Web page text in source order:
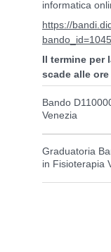
informatica
https://
Il termine per
scade alle ore
Bando
Venezia
Graduatoria
in Fisioterapia